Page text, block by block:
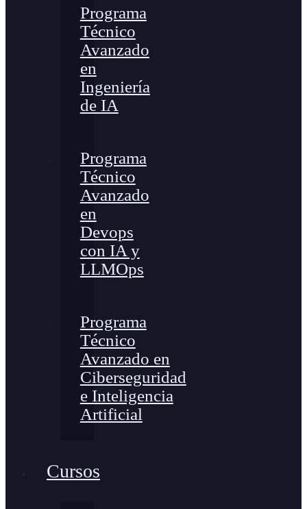
Programa
Técnico
Avanzado
en
Ingeniería
de IA
Programa
Técnico
Avanzado
en
Devops
con IA y
LLMOps
Programa
Técnico
Avanzado en
Ciberseguridad
e Inteligencia
Artificial
Cursos